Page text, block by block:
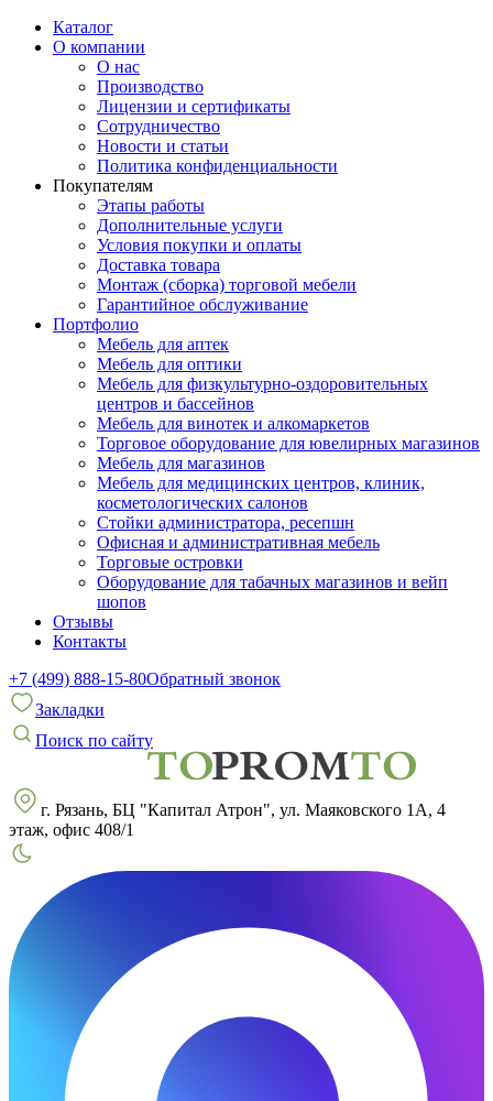
Каталог
О компании
О нас
Производство
Лицензии и сертификаты
Сотрудничество
Новости и статьи
Политика конфиденциальности
Покупателям
Этапы работы
Дополнительные услуги
Условия покупки и оплаты
Доставка товара
Монтаж (сборка) торговой мебели
Гарантийное обслуживание
Портфолио
Мебель для аптек
Мебель для оптики
Мебель для физкультурно-оздоровительных
центров и бассейнов
Мебель для винотек и алкомаркетов
Торговое оборудование для ювелирных магазинов
Мебель для магазинов
Мебель для медицинских центров, клиник,
косметологических салонов
Стойки администратора, ресепшн
Офисная и административная мебель
Торговые островки
Оборудование для табачных магазинов и вейп
шопов
Отзывы
Контакты
+7 (499) 888-15-80Обратный звонок
Закладки
Поиск по сайту
г. Рязань, БЦ "Капитал Атрон", ул. Маяковского 1А, 4
этаж, офис 408/1